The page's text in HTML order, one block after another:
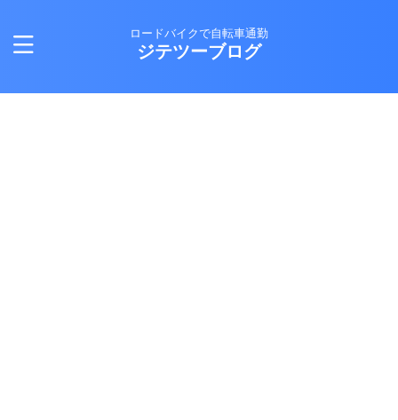
ロードバイクで自転車通勤
ジテツーブログ